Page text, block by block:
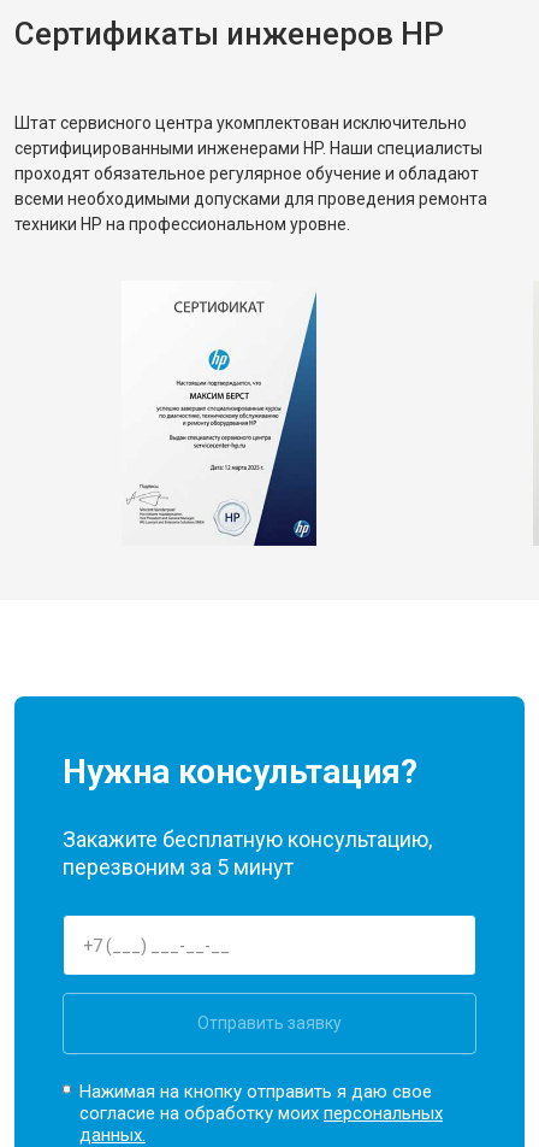
Сертификаты инженеров HP
Штат сервисного центра укомплектован исключительно
сертифицированными инженерами HP. Наши специалисты
проходят обязательное регулярное обучение и обладают
всеми необходимыми допусками для проведения ремонта
техники HP на профессиональном уровне.
Нужна консультация?
Закажите бесплатную консультацию,
перезвоним за 5 минут
Отправить заявку
Нажимая на кнопку отправить я даю свое
согласие на обработку моихперсональных
данных.